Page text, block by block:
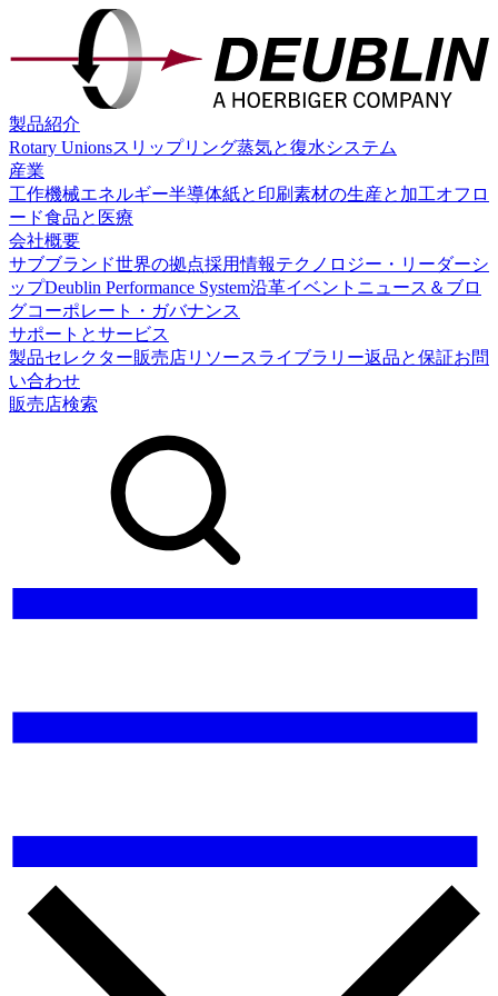
製品紹介
Rotary Unionsスリップリング蒸気と復水システム
産業
工作機械エネルギー半導体紙と印刷素材の生産と加工オフロ
ード食品と医療
会社概要
サブブランド世界の拠点採用情報テクノロジー・リーダーシ
ップDeublin Performance System沿革イベント ニュース＆ブロ
グコーポレート・ガバナンス
サポートとサービス
製品セレクター販売店リソースライブラリー返品と保証お問
い合わせ
販売店検索